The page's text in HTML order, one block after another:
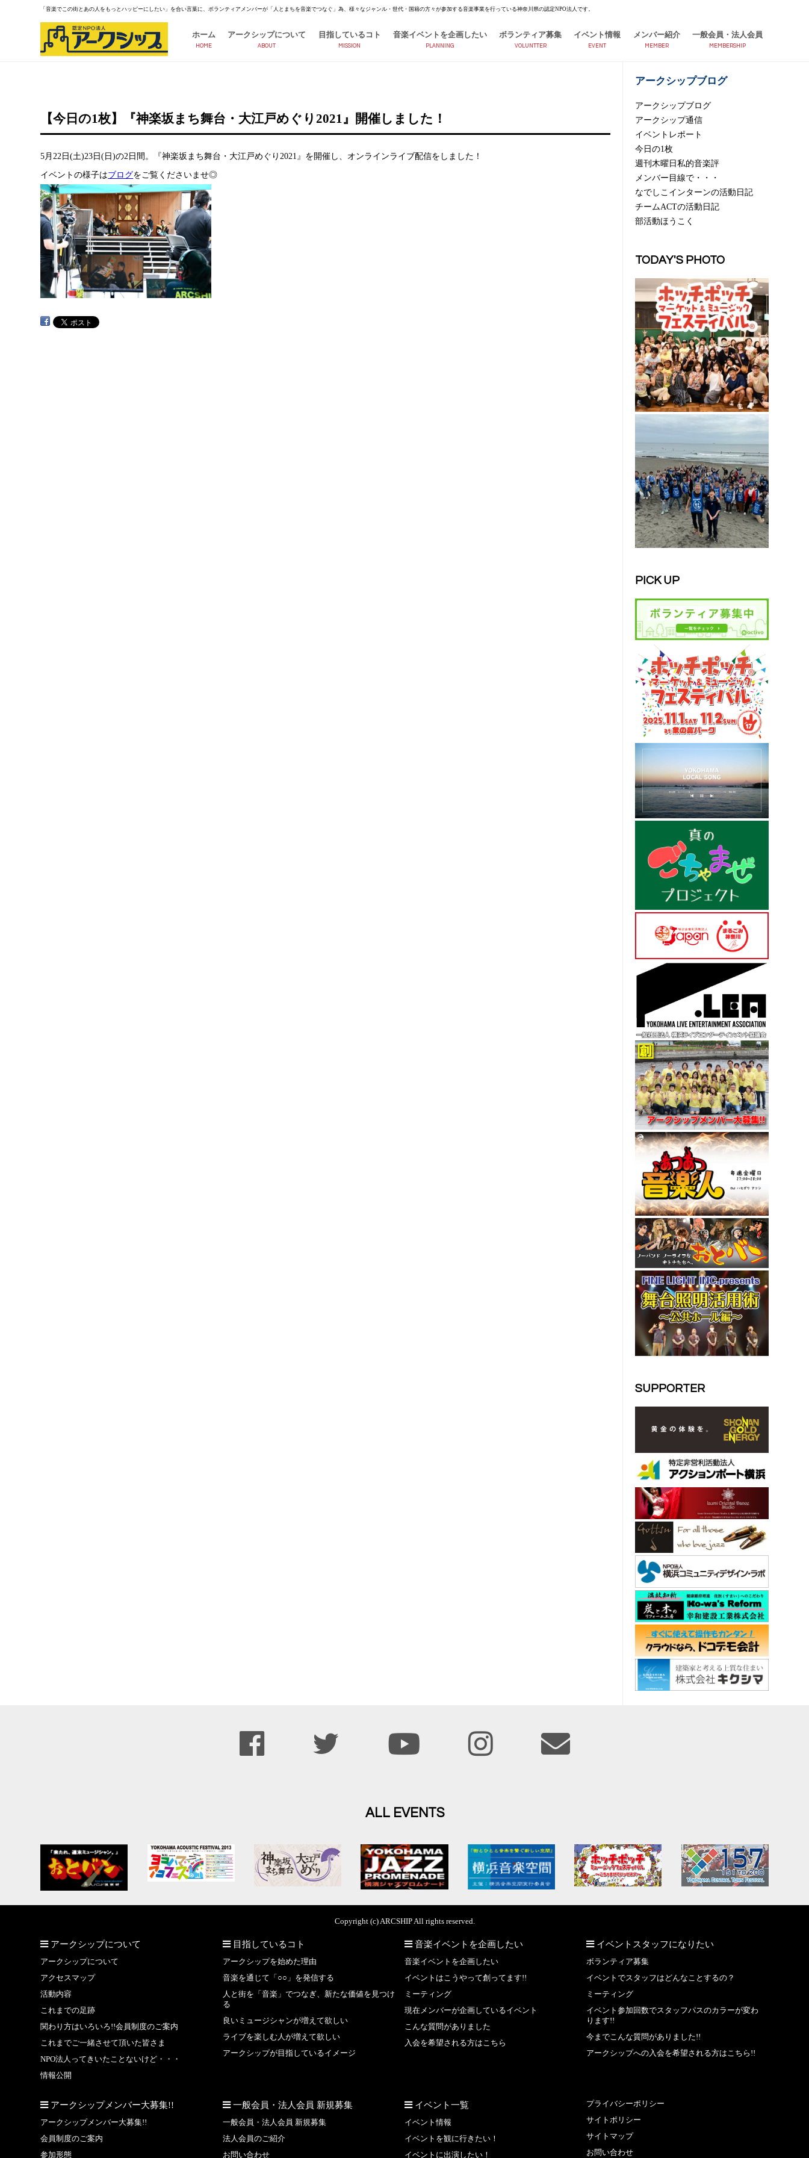
「音楽でこの街とあの人をもっとハッピーにしたい」を合い言葉に、ボランティアメンバーが「人とまちを音楽でつなぐ」為、様々なジャンル・世代・国籍の方々が参加する音楽事業を行っている神奈川県の認定NPO法人です。
ホーム
HOME
アークシップについて
ABOUT
目指しているコト
MISSION
音楽イベントを企画したい
PLANNING
ボランティア募集
VOLUNTTER
イベント情報
EVENT
メンバー紹介
MEMBER
一般会員・法人会員
MEMBERSHIP
【今日の1枚】『神楽坂まち舞台・大江戸めぐり2021』開催しました！
5月22日(土)23日(日)の2日間。『神楽坂まち舞台・大江戸めぐり2021』を開催し、オンラインライブ配信をしました！
イベントの様子はブログをご覧くださいませ◎
アークシップブログ
アークシップブログ
アークシップ通信
イベントレポート
今日の1枚
週刊木曜日私的音楽評
メンバー目線で・・・
なでしこインターンの活動日記
チームACTの活動日記
部活動ほうこく
TODAY'S PHOTO
PICK UP
SUPPORTER
ALL EVENTS
Copyright (c) ARCSHIP All rights reserved.
アークシップについて
アークシップについて
アクセスマップ
活動内容
これまでの足跡
関わり方はいろいろ!!会員制度のご案内
これまでご一緒させて頂いた皆さま
NPO法人ってきいたことないけど・・・
情報公開
目指しているコト
アークシップを始めた理由
音楽を通じて「○○」を発信する
人と街を「音楽」でつなぎ、新たな価値を見つけ
る
良いミュージシャンが増えて欲しい
ライブを楽しむ人が増えて欲しい
アークシップが目指しているイメージ
音楽イベントを企画したい
音楽イベントを企画したい
イベントはこうやって創ってます!!
ミーティング
現在メンバーが企画しているイベント
こんな質問がありました
入会を希望される方はこちら
イベントスタッフになりたい
ボランティア募集
イベントでスタッフはどんなことするの？
ミーティング
イベント参加回数でスタッフパスのカラーが変わ
ります!!
今までこんな質問がありました!!
アークシップへの入会を希望される方はこちら!!
アークシップメンバー大募集!!
アークシップメンバー大募集!!
会員制度のご案内
参加形態
一般会員・法人会員 新規募集
一般会員・法人会員 新規募集
法人会員のご紹介
お問い合わせ
イベント一覧
イベント情報
イベントを観に行きたい！
イベントに出演したい！
プライバシーポリシー
サイトポリシー
サイトマップ
お問い合わせ